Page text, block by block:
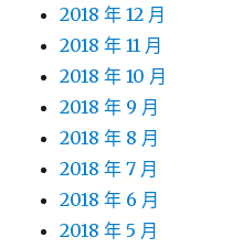
2018 年 12 月
2018 年 11 月
2018 年 10 月
2018 年 9 月
2018 年 8 月
2018 年 7 月
2018 年 6 月
2018 年 5 月